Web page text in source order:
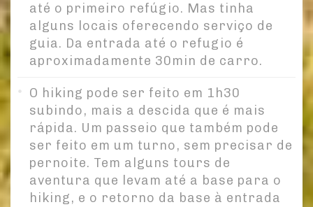
até o primeiro refúgio. Mas tinha
alguns locais oferecendo serviço de
guia. Da entrada até o refugio é
aproximadamente 30min de carro.
O hiking pode ser feito em 1h30
subindo, mais a descida que é mais
rápida. Um passeio que também pode
ser feito em um turno, sem precisar de
pernoite. Tem alguns tours de
aventura que levam até a base para o
hiking, e o retorno da base à entrada